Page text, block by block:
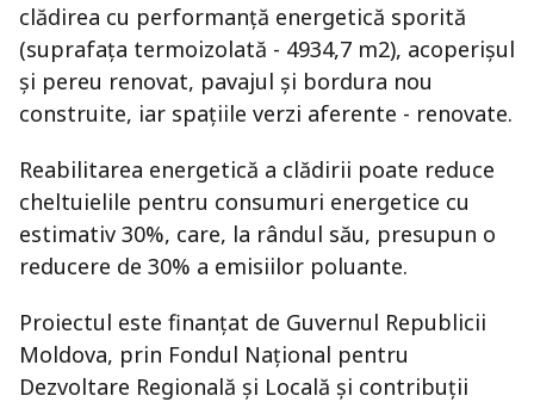
clădirea cu performanță energetică sporită
(suprafața termoizolată - 4934,7 m2), acoperișul
și pereu renovat, pavajul și bordura nou
construite, iar spațiile verzi aferente - renovate.
Reabilitarea energetică a clădirii poate reduce
cheltuielile pentru consumuri energetice cu
estimativ 30%, care, la rândul său, presupun o
reducere de 30% a emisiilor poluante.
Proiectul este finanțat de Guvernul Republicii
Moldova, prin Fondul Național pentru
Dezvoltare Regională și Locală și contribuții